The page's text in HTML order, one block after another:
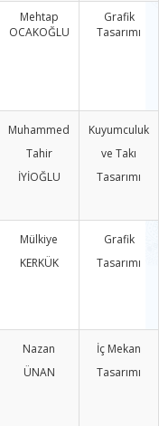
Mehtap
OCAKOĞLU
Grafik
Tasarımı
Muhammed
Tahir
İYİOĞLU
Kuyumculuk
ve Takı
Tasarımı
Mülkiye
KERKÜK
Grafik
Tasarımı
Nazan
ÜNAN
İç Mekan
Tasarımı